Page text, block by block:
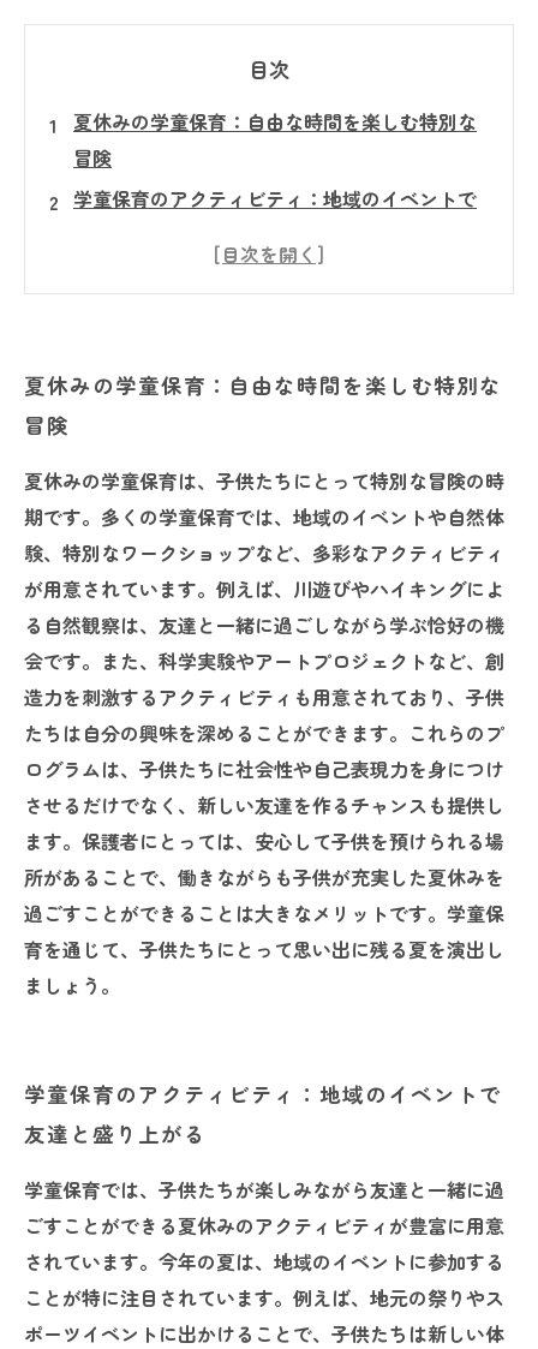
目次
夏休みの学童保育：自由な時間を楽しむ特別な
冒険
学童保育のアクティビティ：地域のイベントで
充実した夏休みを過ごすための学童保育の魅力
方
楽しい思い出がいっぱい！学童保育が作る子ど
もたちの夏休み
夏休みの学童保育：自由な時間を楽しむ特別な
冒険
夏休みの学童保育は、子供たちにとって特別な冒険の時
期です。多くの学童保育では、地域のイベントや自然体
験、特別なワークショップなど、多彩なアクティビティ
が用意されています。例えば、川遊びやハイキングによ
る自然観察は、友達と一緒に過ごしながら学ぶ恰好の機
会です。また、科学実験やアートプロジェクトなど、創
造力を刺激するアクティビティも用意されており、子供
たちは自分の興味を深めることができます。これらのプ
ログラムは、子供たちに社会性や自己表現力を身につけ
させるだけでなく、新しい友達を作るチャンスも提供し
ます。保護者にとっては、安心して子供を預けられる場
所があることで、働きながらも子供が充実した夏休みを
過ごすことができることは大きなメリットです。学童保
育を通じて、子供たちにとって思い出に残る夏を演出し
ましょう。
学童保育のアクティビティ：地域のイベントで
友達と盛り上がる
学童保育では、子供たちが楽しみながら友達と一緒に過
ごすことができる夏休みのアクティビティが豊富に用意
されています。今年の夏は、地域のイベントに参加する
ことが特に注目されています。例えば、地元の祭りやス
ポーツイベントに出かけることで、子供たちは新しい体